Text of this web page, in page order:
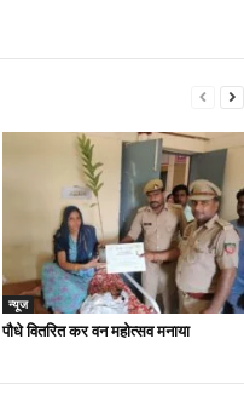
न्यूज
पौधे वितरित कर वन महोत्सव मनाया